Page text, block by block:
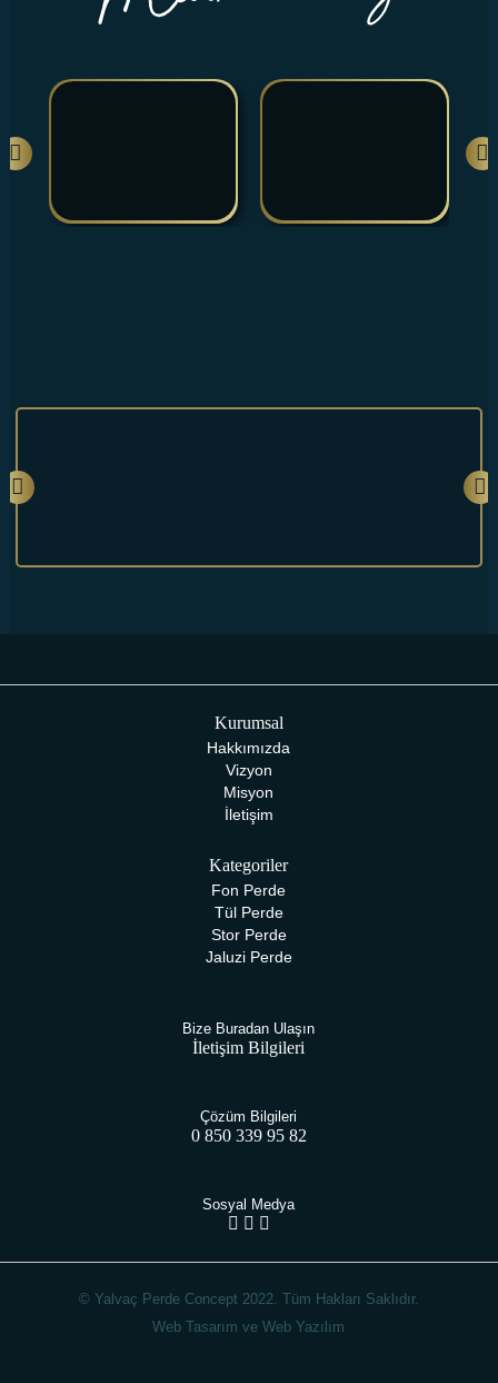
Kurumsal
Hakkımızda
Vizyon
Misyon
İletişim
Kategoriler
Fon Perde
Tül Perde
Stor Perde
Jaluzi Perde
Bize Buradan Ulaşın
İletişim Bilgileri
Çözüm Bilgileri
0 850 339 95 82
Sosyal Medya
© Yalvaç Perde Concept 2022. Tüm Hakları Saklıdır.
Web Tasarım ve Web Yazılım